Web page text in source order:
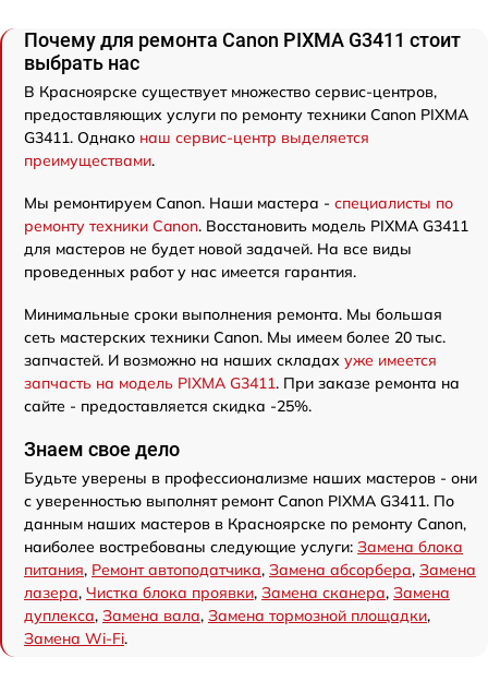
Почему для ремонта Canon PIXMA G3411 стоит
выбрать нас
В Красноярске существует множество сервис-центров,
предоставляющих услуги по ремонту техники Canon PIXMA
G3411. Однако наш сервис-центр выделяется
преимуществами.
Мы ремонтируем Canon. Наши мастера - специалисты по
ремонту техники Canon. Восстановить модель PIXMA G3411
для мастеров не будет новой задачей. На все виды
проведенных работ у нас имеется гарантия.
Минимальные сроки выполнения ремонта. Мы большая
сеть мастерских техники Canon. Мы имеем более 20 тыс.
запчастей. И возможно на наших складах уже имеется
запчасть на модель PIXMA G3411. При заказе ремонта на
сайте - предоставляется скидка -25%.
Знаем свое дело
Будьте уверены в профессионализме наших мастеров - они
с уверенностью выполнят ремонт Canon PIXMA G3411. По
данным наших мастеров в Красноярске по ремонту Canon,
наиболее востребованы следующие услуги: Замена блока
питания, Ремонт автоподатчика, Замена абсорбера, Замена
лазера, Чистка блока проявки, Замена сканера, Замена
дуплекса, Замена вала, Замена тормозной площадки,
Замена Wi-Fi.